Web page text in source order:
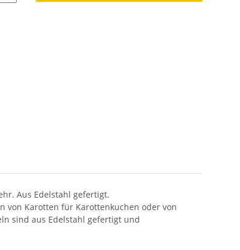
Aus Edelstahl gefertigt.
von Karotten für Karottenkuchen oder von
sind aus Edelstahl gefertigt und